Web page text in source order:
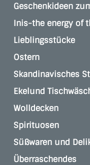
Geschenkideen
Inis-the energy of
Lieblingsstücke
Ostern
Skandinavisches
Ekelund
Wolldecken
Spirituosen
Süßwaren und
Überraschendes